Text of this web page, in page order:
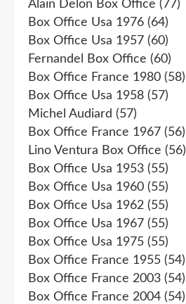
Alain Delon Box Office (77)
Box Office Usa 1976 (64)
Box Office Usa 1957 (60)
Fernandel Box Office (60)
Box Office France 1980 (58)
Box Office Usa 1958 (57)
Michel Audiard (57)
Box Office France 1967 (56)
Lino Ventura Box Office (56)
Box Office Usa 1953 (55)
Box Office Usa 1960 (55)
Box Office Usa 1962 (55)
Box Office Usa 1967 (55)
Box Office Usa 1975 (55)
Box Office France 1955 (54)
Box Office France 2003 (54)
Box Office France 2004 (54)